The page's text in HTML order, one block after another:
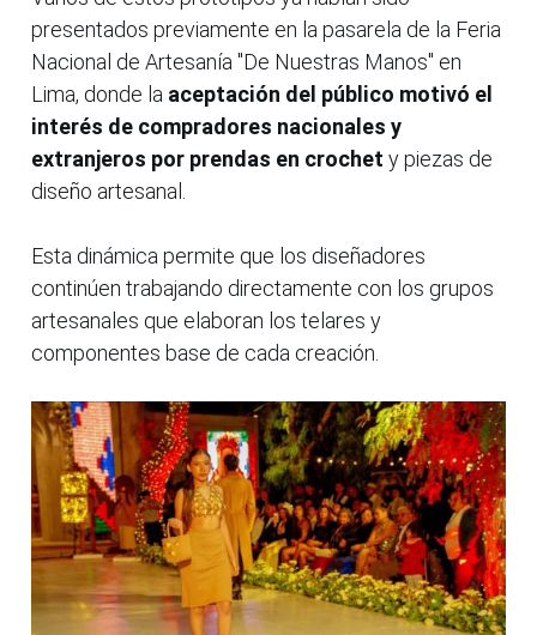
presentados previamente en la pasarela de la Feria
Nacional de Artesanía "De Nuestras Manos" en
Lima, donde la aceptación del público motivó el
interés de compradores nacionales y
extranjeros por prendas en crochet y piezas de
diseño artesanal.
Esta dinámica permite que los diseñadores
continúen trabajando directamente con los grupos
artesanales que elaboran los telares y
componentes base de cada creación.